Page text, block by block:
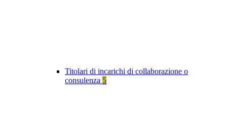
Titolari di incarichi di collaborazione o
consulenza 5